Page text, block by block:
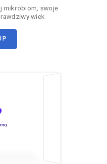
mikrobiom, swoje
wiek